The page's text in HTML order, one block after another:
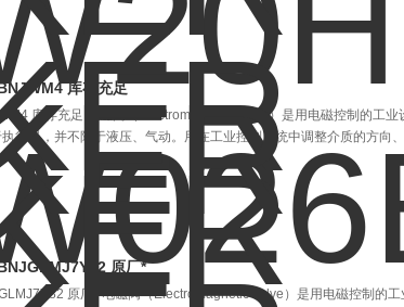
库存充足
库存充足 电磁阀（Electromagnetic valve）是用电磁控制的工业
行器，并不限于液压、气动。用在工业控制系统中调整介质的方向
原厂*
原厂* 电磁阀（Electromagnetic valve）是用电磁控制的